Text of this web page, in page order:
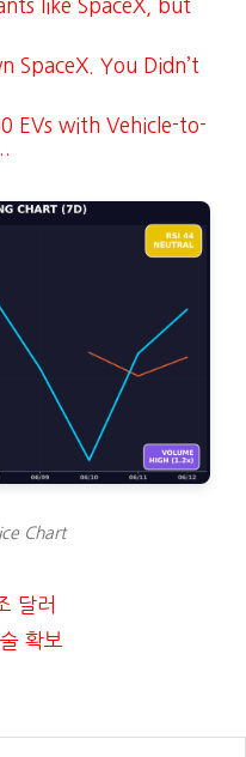
like SpaceX, but
SpaceX. You Didn’t
EVs with Vehicle-to-
Chart
달러
확보